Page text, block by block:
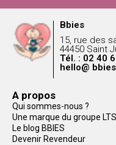
Bbies
15, rue des
44450 Saint
Tél. : 02 40
hello@
A propos
Qui sommes-nous ?
Une marque du groupe LTS
Le blog BBIES
Devenir Revendeur